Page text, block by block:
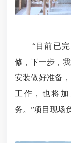
“目前已完
修，下一步，
安装做好准备
工作，也将
务。”项目现场